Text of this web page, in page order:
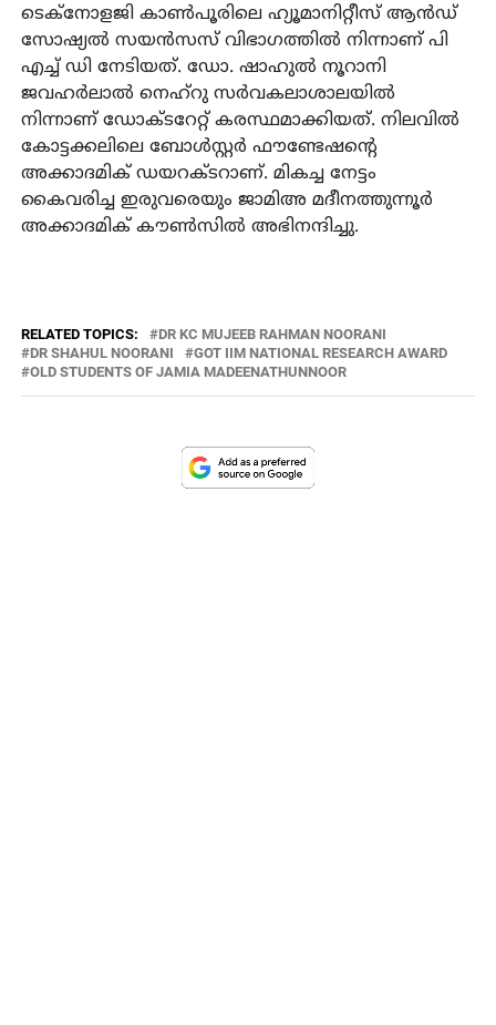
ടെക്‌നോളജി കാണ്‍പൂരിലെ ഹ്യൂമാനിറ്റീസ് ആന്‍ഡ്
സോഷ്യല്‍ സയന്‍സസ് വിഭാഗത്തില്‍ നിന്നാണ് പി
എച്ച് ഡി നേടിയത്. ഡോ. ഷാഹുല്‍ നൂറാനി
ജവഹര്‍ലാല്‍ നെഹ്‌റു സര്‍വകലാശാലയില്‍
നിന്നാണ് ഡോക്ടറേറ്റ് കരസ്ഥമാക്കിയത്. നിലവില്‍
കോട്ടക്കലിലെ ബോള്‍സ്റ്റര്‍ ഫൗണ്ടേഷന്റെ
അക്കാദമിക് ഡയറക്ടറാണ്. മികച്ച നേട്ടം
കൈവരിച്ച ഇരുവരെയും ജാമിഅ മദീനത്തുന്നൂര്‍
അക്കാദമിക് കൗണ്‍സില്‍ അഭിനന്ദിച്ചു.
RELATED TOPICS:
DR KC MUJEEB RAHMAN NOORANI
DR SHAHUL NOORANI
GOT IIM NATIONAL RESEARCH AWARD
OLD STUDENTS OF JAMIA MADEENATHUNNOOR